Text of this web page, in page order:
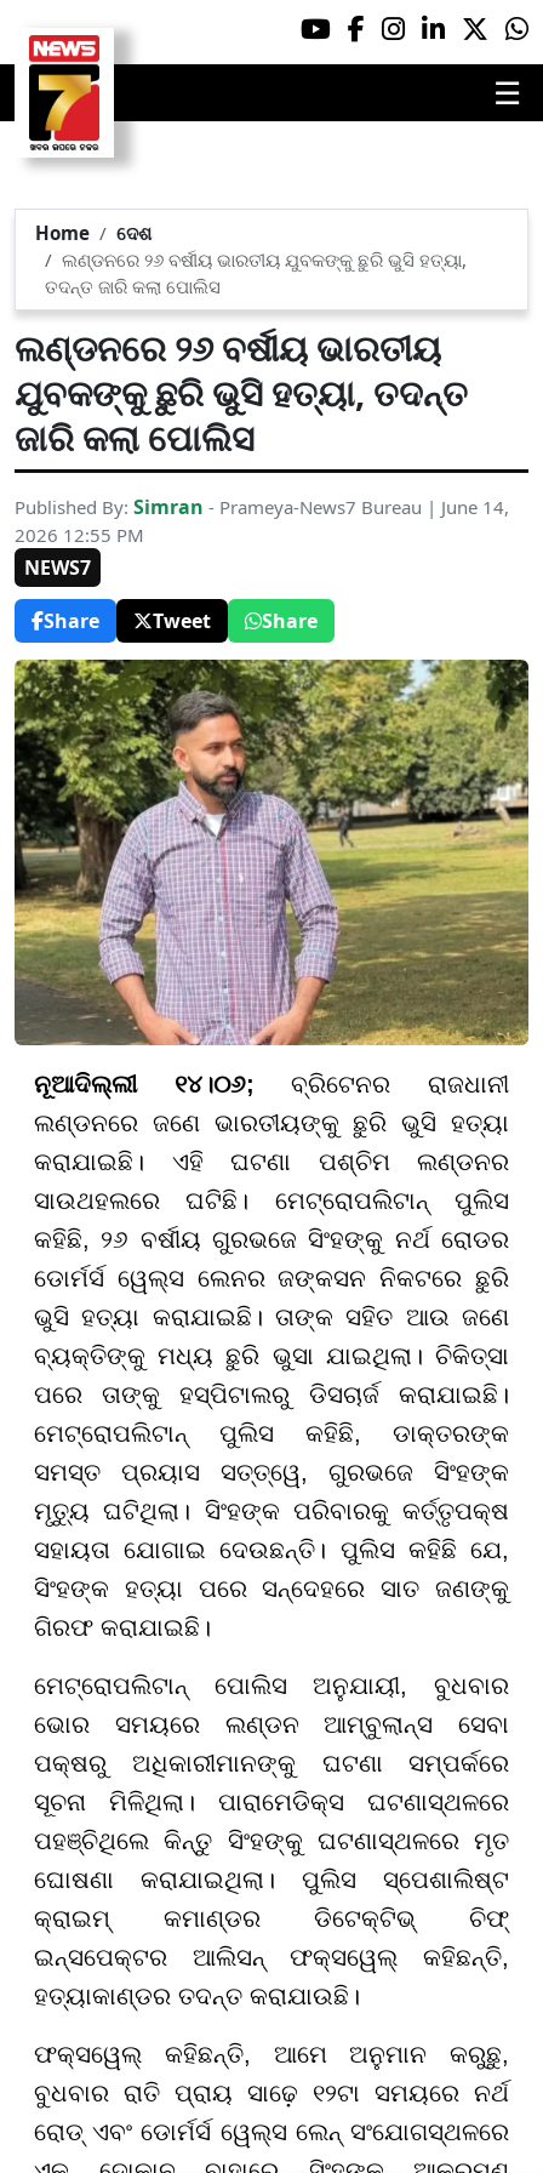
☰
Home
ଦେଶ
ଲଣ୍ଡନରେ ୨୬ ବର୍ଷୀୟ ଭାରତୀୟ ଯୁବକଙ୍କୁ ଛୁରି ଭୁସି ହତ୍ୟା,
ତଦନ୍ତ ଜାରି କଲା ପୋଲିସ
ଲଣ୍ଡନରେ ୨୬ ବର୍ଷୀୟ ଭାରତୀୟ
ଯୁବକଙ୍କୁ ଛୁରି ଭୁସି ହତ୍ୟା, ତଦନ୍ତ
ଜାରି କଲା ପୋଲିସ
Published By: Simran - Prameya-News7 Bureau | June 14,
2026 12:55 PM
NEWS7
Share
Tweet Share
ନୂଆଦିଲ୍ଲୀ ୧୪।୦୬;ବ୍ରିଟେନର ରାଜଧାନୀ
ଲଣ୍ଡନରେ ଜଣେ ଭାରତୀୟଙ୍କୁ ଛୁରି ଭୁସି ହତ୍ୟା
କରାଯାଇଛି। ଏହି ଘଟଣା ପଶ୍ଚିମ ଲଣ୍ଡନର
ସାଉଥହଲରେ ଘଟିଛି। ମେଟ୍ରୋପଲିଟାନ୍ ପୁଲିସ
କହିଛି, ୨୬ ବର୍ଷୀୟ ଗୁରଭଜେ ସିଂହଙ୍କୁ ନର୍ଥ ରୋଡର
ଡୋର୍ମର୍ସ ୱେଲ୍ସ ଲେନର ଜଙ୍କସନ ନିକଟରେ ଛୁରି
ଭୁସି ହତ୍ୟା କରାଯାଇଛି। ତାଙ୍କ ସହିତ ଆଉ ଜଣେ
ବ୍ୟକ୍ତିଙ୍କୁ ମଧ୍ୟ ଛୁରି ଭୁସା ଯାଇଥିଲା। ଚିକିତ୍ସା
ପରେ ତାଙ୍କୁ ହସ୍ପିଟାଲରୁ ଡିସଚାର୍ଜ କରାଯାଇଛି।
ମେଟ୍ରୋପଲିଟାନ୍ ପୁଲିସ କହିଛି, ଡାକ୍ତରଙ୍କ
ସମସ୍ତ ପ୍ରୟାସ ସତ୍ତ୍ୱେ, ଗୁରଭଜେ ସିଂହଙ୍କ
ମୃତ୍ୟୁ ଘଟିଥିଲା। ସିଂହଙ୍କ ପରିବାରକୁ କର୍ତ୍ତୃପକ୍ଷ
ସହାୟତା ଯୋଗାଇ ଦେଉଛନ୍ତି। ପୁଲିସ କହିଛି ଯେ,
ସିଂହଙ୍କ ହତ୍ୟା ପରେ ସନ୍ଦେହରେ ସାତ ଜଣଙ୍କୁ
ଗିରଫ କରାଯାଇଛି।
ମେଟ୍ରୋପଲିଟାନ୍ ପୋଲିସ ଅନୁଯାୟୀ, ବୁଧବାର
ଭୋର ସମୟରେ ଲଣ୍ଡନ ଆମ୍ବୁଲାନ୍ସ ସେବା
ପକ୍ଷରୁ ଅଧିକାରୀମାନଙ୍କୁ ଘଟଣା ସମ୍ପର୍କରେ
ସୂଚନା ମିଳିଥିଲା। ପାରାମେଡିକ୍ସ ଘଟଣାସ୍ଥଳରେ
ପହଞ୍ଚିଥିଲେ କିନ୍ତୁ ସିଂହଙ୍କୁ ଘଟଣାସ୍ଥଳରେ ମୃତ
ଘୋଷଣା କରାଯାଇଥିଲା। ପୁଲିସ ସ୍ପେଶାଲିଷ୍ଟ
କ୍ରାଇମ୍ କମାଣ୍ଡର ଡିଟେକ୍ଟିଭ୍ ଚିଫ୍
ଇନ୍ସପେକ୍ଟର ଆଲିସନ୍ ଫକ୍ସୱେଲ୍ କହିଛନ୍ତି,
ହତ୍ୟାକାଣ୍ଡର ତଦନ୍ତ କରାଯାଉଛି।
ଫକ୍ସୱେଲ୍ କହିଛନ୍ତି, ଆମେ ଅନୁମାନ କରୁଛୁ,
ବୁଧବାର ରାତି ପ୍ରାୟ ସାଢ଼େ ୧୨ଟା ସମୟରେ ନର୍ଥ
ରୋଡ୍ ଏବଂ ଡୋର୍ମର୍ସ ୱେଲ୍ସ ଲେନ୍ ସଂଯୋଗସ୍ଥଳରେ